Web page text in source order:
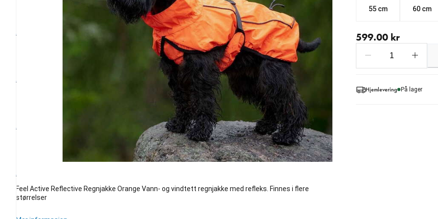
Feel Active Reflective Regnjakke Orange Vann- og vindtett regnjakke med refleks. Finnes i flere
størrelser
55 cm 60 cm
599.00 kr
Hjemlevering På lager